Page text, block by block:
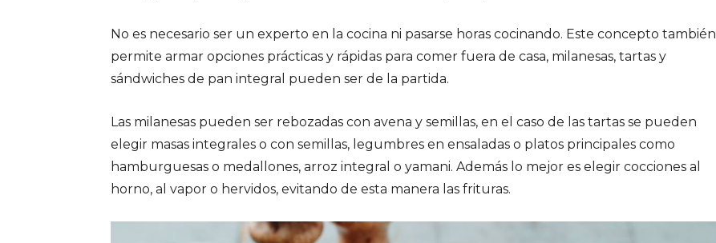
No es necesario ser un experto en la cocina ni pasarse horas cocinando. Este concepto también
permite armar opciones prácticas y rápidas para comer fuera de casa, milanesas, tartas y
sándwiches de pan integral pueden ser de la partida.
Las milanesas pueden ser rebozadas con avena y semillas, en el caso de las tartas se pueden
elegir masas integrales o con semillas, legumbres en ensaladas o platos principales como
hamburguesas o medallones, arroz integral o yamani. Además lo mejor es elegir cocciones al
horno, al vapor o hervidos, evitando de esta manera las frituras.